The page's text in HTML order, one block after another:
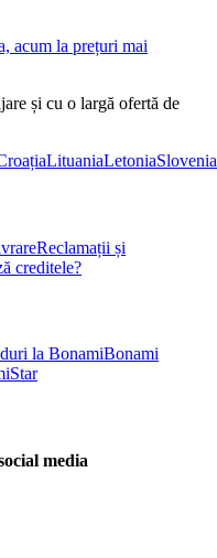
acum la prețuri mai
și cu o largă ofertă de
LituaniaLetoniaSlovenia
Reclamații și
creditele?
la BonamiBonami
media